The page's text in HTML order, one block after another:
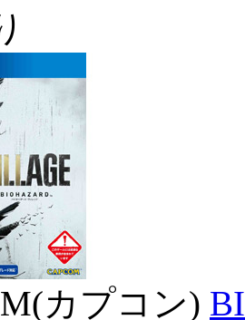
カプコン)